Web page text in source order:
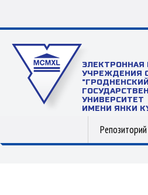
ЭЛЕКТРОННАЯ
УЧРЕЖДЕНИЯ
"ГРОДНЕНСКИЙ
УНИВЕРСИТЕТ
ИМЕНИ ЯНКИ